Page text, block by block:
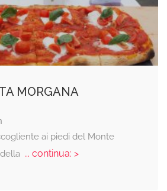
MORGANA
ai piedi del Monte
... continua: >